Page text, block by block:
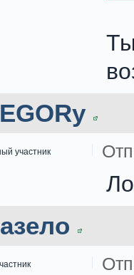
участник